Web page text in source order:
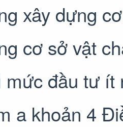
xây dựng
cơ sở vật
mức đầu tư
a khoản 4